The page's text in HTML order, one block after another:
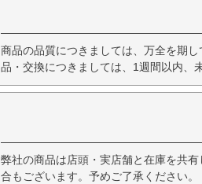
商品の品質につきましては、万全を期
品・交換につきましては、1週間以内、
弊社の商品は店頭・実店舗と在庫を共
合もございます。予めご了承ください。